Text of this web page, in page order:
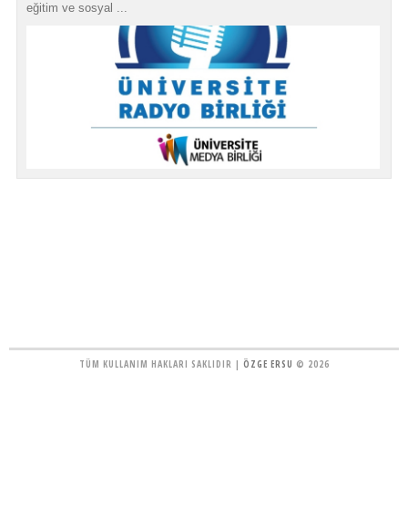
eğitim ve sosyal ...
TÜM KULLANIM HAKLARI SAKLIDIR | ÖZGE ERSU © 2026